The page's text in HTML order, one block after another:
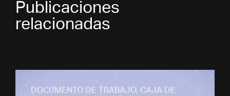
Publicaciones
relacionadas
DOCUMENTO DE TRABAJO, CAJA DE